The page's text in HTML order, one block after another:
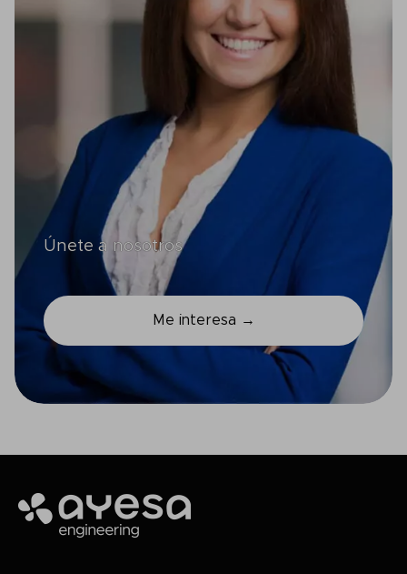
Únete a nosotros
Me interesa →
Ayesa